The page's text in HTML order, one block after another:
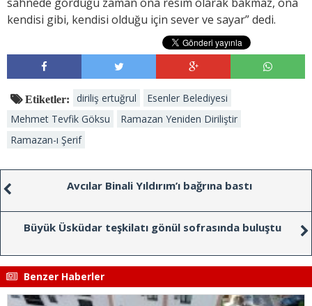
kendisi gibi, kendisi olduğu için sever ve sayar” dedi.
Etiketler: diriliş ertuğrul
Esenler Belediyesi
Mehmet Tevfik Göksu
Ramazan Yeniden Diriliştir
Ramazan-ı Şerif
Avcılar Binali Yıldırım’ı bağrına bastı
Büyük Üsküdar teşkilatı gönül sofrasında buluştu
Benzer Haberler